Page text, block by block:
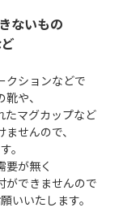
ないもの
クションなどで
や、
たマグカップなど
せんので、
。
要が無く
ができませんので
いいたします。